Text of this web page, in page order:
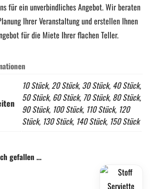
für ein unverbindliches Angebot. Wir beraten
Ihrer Veranstaltung und erstellen Ihnen
für die Miete Ihrer flachen Teller.
10 Stück, 20 Stück, 30 Stück, 40 Stück,
50 Stück, 60 Stück, 70 Stück, 80 Stück,
90 Stück, 100 Stück, 110 Stück, 120
Stück, 130 Stück, 140 Stück, 150 Stück
gefallen …